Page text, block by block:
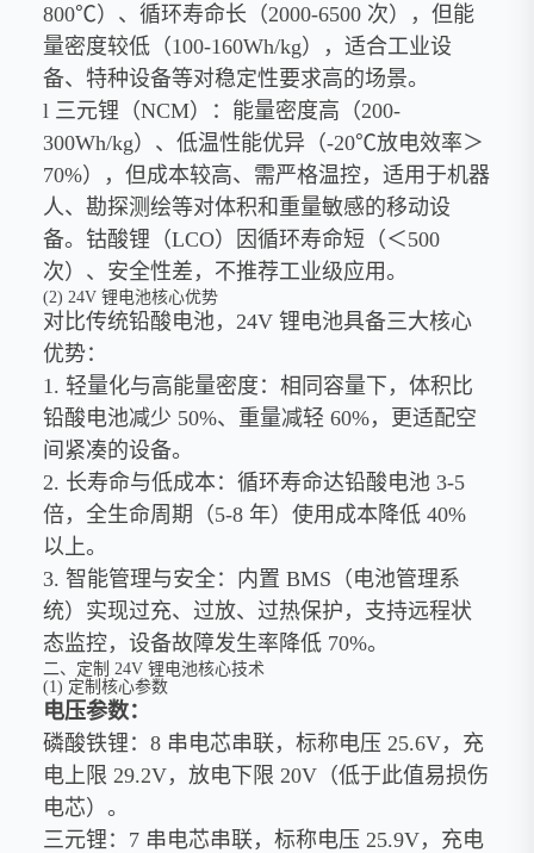
800℃）、循环寿命长（2000-6500 次），但能
量密度较低（100-160Wh/kg），适合工业设
备、特种设备等对稳定性要求高的场景。
l 三元锂（NCM）：能量密度高（200-
300Wh/kg）、低温性能优异（-20℃放电效率＞
70%），但成本较高、需严格温控，适用于机器
人、勘探测绘等对体积和重量敏感的移动设
备。钴酸锂（LCO）因循环寿命短（＜500
次）、安全性差，不推荐工业级应用。
(2) 24V 锂电池核心优势
对比传统铅酸电池，24V 锂电池具备三大核心
优势：
1. 轻量化与高能量密度：相同容量下，体积比
铅酸电池减少 50%、重量减轻 60%，更适配空
间紧凑的设备。
2. 长寿命与低成本：循环寿命达铅酸电池 3-5
倍，全生命周期（5-8 年）使用成本降低 40%
以上。
3. 智能管理与安全：内置 BMS（电池管理系
统）实现过充、过放、过热保护，支持远程状
态监控，设备故障发生率降低 70%。
二、定制 24V 锂电池核心技术
(1) 定制核心参数
电压参数：
磷酸铁锂：8 串电芯串联，标称电压 25.6V，充
电上限 29.2V，放电下限 20V（低于此值易损伤
电芯）。
三元锂：7 串电芯串联，标称电压 25.9V，充电